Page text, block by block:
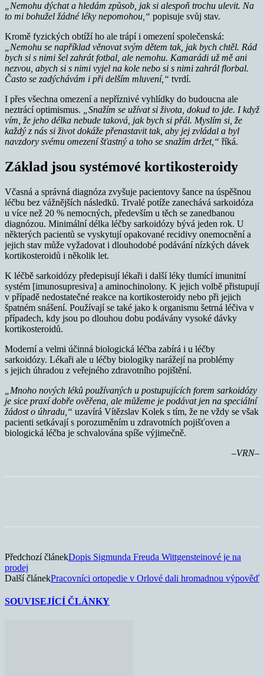
„Nemohu dýchat a hledám způsob, jak si alespoň trochu ulevit. Na
to mi bohužel žádné léky nepomohou,“ popisuje svůj stav.
Kromě fyzických obtíží ho ale trápí i omezení společenská:
„Nemohu se například věnovat svým dětem tak, jak bych chtěl. Rád
bych si s nimi šel zahrát fotbal, ale nemohu. Kamarádi už mě ani
nezvou, abych si s nimi vyjel na kole nebo si s nimi zahrál florbal.
Často se zadýchávám i při delším mluvení,“ tvrdí.
I přes všechna omezení a nepříznivé vyhlídky do budoucna ale
neztrácí optimismus. „Snažím se užívat si života, dokud to jde. I když
vím, že jeho délka nebude taková, jak bych si přál. Myslím si, že
každý z nás si život dokáže přenastavit tak, aby jej zvládal a byl
navzdory svému omezení šťastný a toho se snažím držet,“ říká.
Základ jsou systémové kortikosteroidy
Včasná a správná diagnóza zvyšuje pacientovy šance na úspěšnou
léčbu bez vážnějších následků. Trvalé potíže zanechává sarkoidóza
u více než 20 % nemocných, především u těch se zanedbanou
diagnózou. Minimální délka léčby sarkoidózy bývá jeden rok. U
některých pacientů se vyskytují opakované recidivy onemocnění a
jejich stav může vyžadovat i dlouhodobé podávání nízkých dávek
kortikosteroidů i několik let.
K léčbě sarkoidózy předepisují lékaři i další léky tlumící imunitní
systém [imunosupresiva] a aminochinolony. K jejich volbě přistupují
v případě nedostatečné reakce na kortikosteroidy nebo při jejich
špatném snášení. Používají se také jako k organismu šetrná léčiva v
případech, kdy jsou po dlouhou dobu podávány vysoké dávky
kortikosteroidů.
Moderní a velmi účinná biologická léčba zabírá i u léčby
sarkoidózy. Lékaři ale u léčby biologiky narážejí na problémy
s jejich úhradou z veřejného zdravotního pojištění.
„Mnoho nových léků používaných u postupujících forem sarkoidózy
je sice praxí dobře ověřena, ale můžeme je podávat jen na speciální
žádost o úhradu,“ uzavírá Vítězslav Kolek s tím, že ne vždy se však
pacienti setkávají s porozuměním u zdravotních pojišťoven a
biologická léčba je schvalována spíše výjimečně.
–VRN–
Předchozí článekDopis Sigmunda Freuda Wittgensteinové je na
prodej
Další článekPracovníci ortopedie v Orlové dali hromadnou výpověď
SOUVISEJÍCÍ ČLÁNKY